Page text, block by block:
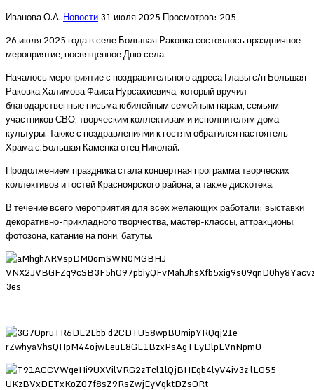
Иванова О.А. Новости31 июля 2025 Просмотров: 205
26 июля 2025 года в селе Большая Раковка состоялось праздничное
мероприятие, посвященное Дню села.
Началось мероприятие с поздравительного адреса Главы с/п Большая
Раковка Халимова Фаиса Нурсахиевича, который вручил
благодарственные письма юбилейным семейным парам, семьям
участников СВО, творческим коллективам и исполнителям дома
культуры. Также с поздравлениями к гостям обратился настоятель
Храма с.Большая Каменка отец Николай.
Продолжением праздника стала концертная программа творческих
коллективов и гостей Красноярского района, а также дискотека.
В течение всего мероприятия для всех желающих работали: выставки
декоративно-прикладного творчества, мастер-классы, аттракционы,
фотозона, катание на пони, батуты.